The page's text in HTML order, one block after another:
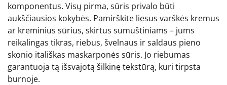
komponentus. Visų pirma, sūris privalo būti
aukščiausios kokybės. Pamirškite liesus varškės kremus
ar kreminius sūrius, skirtus sumuštiniams – jums
reikalingas tikras, riebus, švelnaus ir saldaus pieno
skonio itališkas maskarponės sūris. Jo riebumas
garantuoja tą išsvajotą šilkinę tekstūrą, kuri tirpsta
burnoje.